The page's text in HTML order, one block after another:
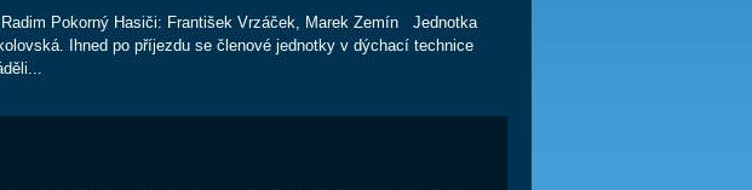
Pokorný Hasiči: František Vrzáček, Marek Zemín Jednotka
Ihned po příjezdu se členové jednotky v dýchací technice